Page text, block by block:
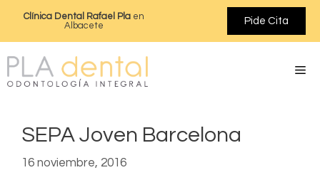
Clínica Dental Rafael Plaen
Albacete
Pide Cita
SEPA Joven Barcelona
16 noviembre, 2016